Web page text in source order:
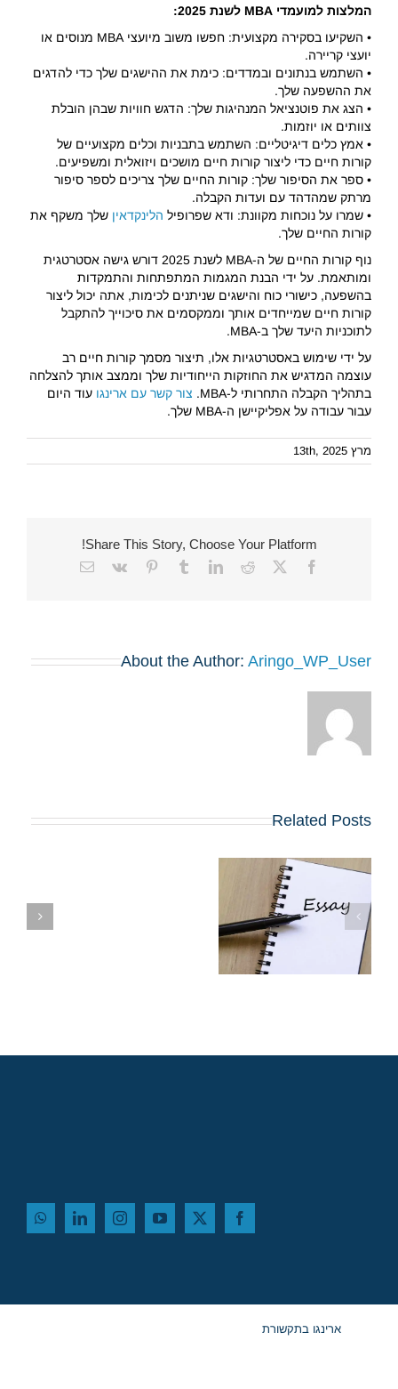
המלצות למועמדי MBA לשנת 2025:
• השקיעו בסקירה מקצועית: חפשו משוב מיועצי MBA מנוסים או
יועצי קריירה.
• השתמש בנתונים ובמדדים: כימת את ההישגים שלך כדי להדגים
את ההשפעה שלך.
• הצג את פוטנציאל המנהיגות שלך: הדגש חוויות שבהן הובלת
צוותים או יוזמות.
• אמץ כלים דיגיטליים: השתמש בתבניות וכלים מקצועיים של
קורות חיים כדי ליצור קורות חיים מושכים ויזואלית ומשפיעים.
• ספר את הסיפור שלך: קורות החיים שלך צריכים לספר סיפור
מרתק שמהדהד עם ועדות הקבלה.
• שמרו על נוכחות מקוונת: ודא שפרופיל הלינקדאין שלך משקף את
קורות החיים שלך.
נוף קורות החיים של ה-MBA לשנת 2025 דורש גישה אסטרטגית
ומותאמת. על ידי הבנת המגמות המתפתחות והתמקדות
בהשפעה, כישורי כוח והישגים שניתנים לכימות, אתה יכול ליצור
קורות חיים שמייחדים אותך וממקסמים את סיכוייך להתקבל
לתוכניות היעד שלך ב-MBA.
על ידי שימוש באסטרטגיות אלו, תיצור מסמך קורות חיים רב
עוצמה המדגיש את החוזקות הייחודיות שלך וממצב אותך להצלחה
בתהליך הקבלה התחרותי ל-MBA.
צור קשר עם ארינגו עוד היום
עבור עבודה על אפליקיישן ה-MBA שלך.
מרץ 13th, 2025
Share This Story, Choose Your Platform!
Facebook
X
Reddit
LinkedIn
Tumblr
Pinterest
Vk
Email
About the Author: Aringo_WP_User
Related Posts
ארינגו בתקשורת